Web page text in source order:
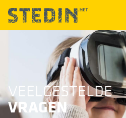
VEELGESTELDE
VRAGEN